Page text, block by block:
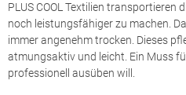
PLUS COOL Textilien transportieren
noch leistungsfähiger zu machen.
immer angenehm trocken. Dieses
atmungsaktiv und leicht. Ein Muss
professionell ausüben will.